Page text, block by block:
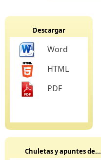
Descargar
Word
HTML
PDF
Chuletas y apuntes de...